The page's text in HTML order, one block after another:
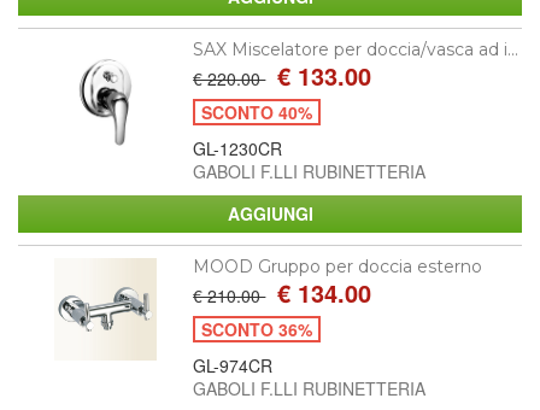
SAX Miscelatore per doccia/vasca ad i...
€ 220.00 € 133.00
SCONTO 40%
GL-1230CR
GABOLI F.LLI RUBINETTERIA
MOOD Gruppo per doccia esterno
€ 210.00 € 134.00
SCONTO 36%
GL-974CR
GABOLI F.LLI RUBINETTERIA